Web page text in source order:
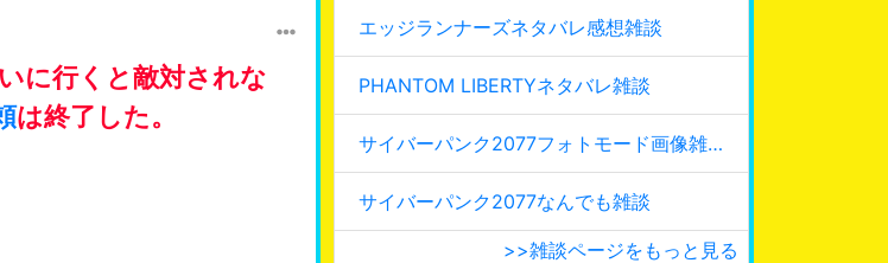
に行くと敵対されな
は終了した。
エッジランナーズネタバレ感想雑談
PHANTOM LIBERTYネタバレ雑談
サイバーパンク2077フォトモード画像雑談
サイバーパンク2077なんでも雑談
>>雑談ページをもっと見る